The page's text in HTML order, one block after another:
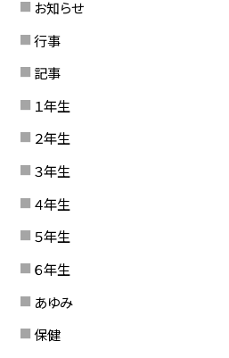
お知らせ
行事
記事
１年生
２年生
３年生
４年生
５年生
６年生
あゆみ
保健